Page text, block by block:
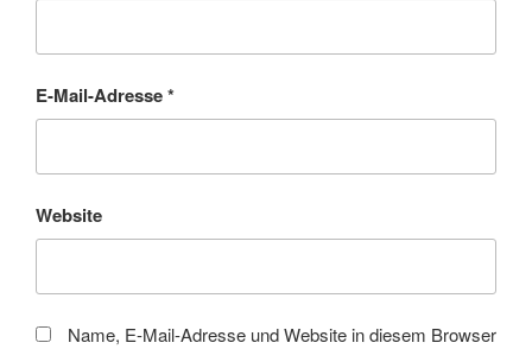
E-Mail-Adresse*
Website
Name, E-Mail-Adresse und Website in diesem Browser